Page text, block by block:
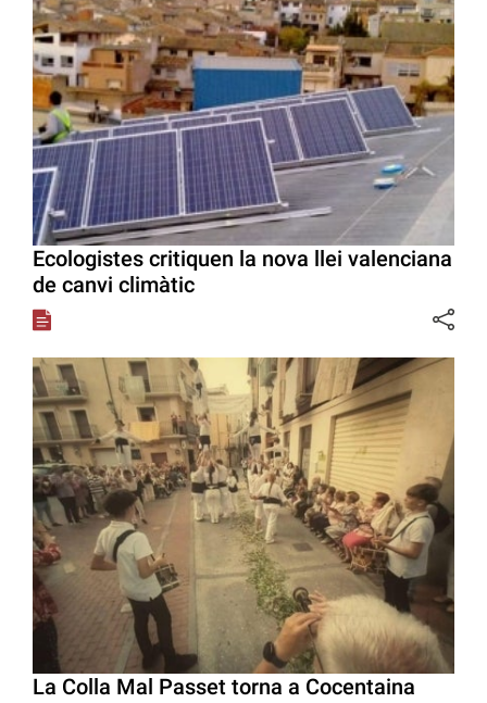
Ecologistes critiquen la nova llei valenciana
de canvi climàtic
La Colla Mal Passet torna a Cocentaina